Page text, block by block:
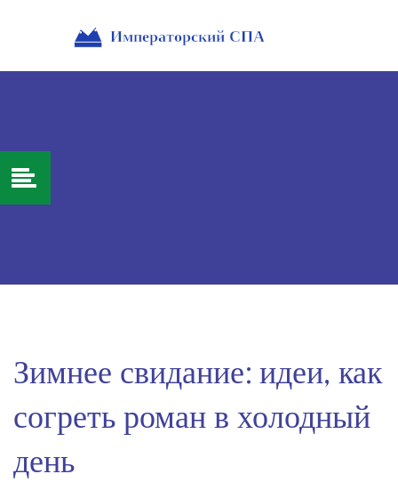
Зимнее свидание: идеи, как
согреть роман в холодный
день